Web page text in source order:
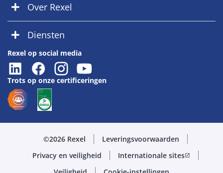
Over Rexel
Diensten
Rexel op social media
Trots op onze certificeringen
©2026 Rexel
Leveringsvoorwaarden
Privacy en veiligheid
Internationale sitesopen_in_new